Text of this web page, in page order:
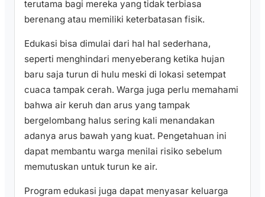
terutama bagi mereka yang tidak terbiasa
berenang atau memiliki keterbatasan fisik.
Edukasi bisa dimulai dari hal hal sederhana,
seperti menghindari menyeberang ketika hujan
baru saja turun di hulu meski di lokasi setempat
cuaca tampak cerah. Warga juga perlu memahami
bahwa air keruh dan arus yang tampak
bergelombang halus sering kali menandakan
adanya arus bawah yang kuat. Pengetahuan ini
dapat membantu warga menilai risiko sebelum
memutuskan untuk turun ke air.
Program edukasi juga dapat menyasar keluarga